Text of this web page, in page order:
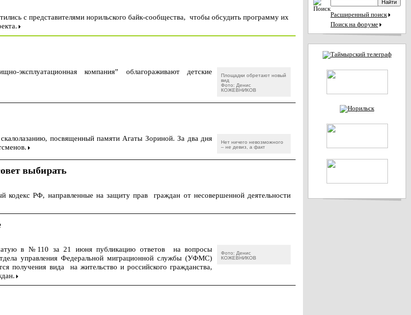
с представителями норильского байк-сообщества, чтобы обсудить программу их
Площадки обретают новый
вид
Фото: Денис
КОЖЕВНИКОВ
эксплуатационная компания” облагораживают детские
Нет ничего невозможного
– не девиз, а факт
посвященный памяти Агаты Зориной. За два дня
выбирать
кодекс РФ, направленные на защиту прав граждан от несовершенной деятельности
Фото: Денис
КОЖЕВНИКОВ
в №110 за 21 июня публикацию ответов на вопросы
управления Федеральной миграционной службы (УФМС)
получения вида на жительство и российского гражданства,
Расширенный поиск
Поиск на форуме